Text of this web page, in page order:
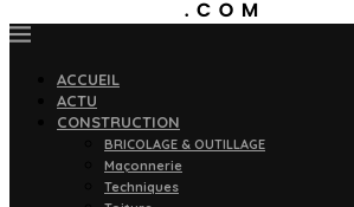
ACCUEIL
ACTU
CONSTRUCTION
BRICOLAGE & OUTILLAGE
Maçonnerie
Techniques